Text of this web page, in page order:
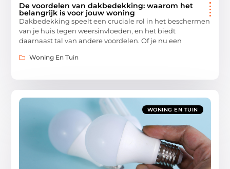
De voordelen van dakbedekking: waarom het
belangrijk is voor jouw woning
Dakbedekking speelt een cruciale rol in het beschermen
van je huis tegen weersinvloeden, en het biedt
daarnaast tal van andere voordelen. Of je nu een
Woning En Tuin
WONING EN TUIN